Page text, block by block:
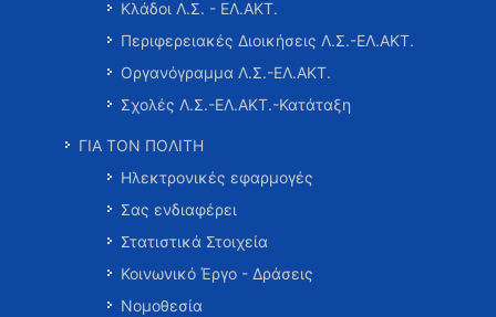
Κλάδοι Λ.Σ. - ΕΛ.ΑΚΤ.
Περιφερειακές Διοικήσεις Λ.Σ.-ΕΛ.ΑΚΤ.
Οργανόγραμμα Λ.Σ.-ΕΛ.ΑΚΤ.
Σχολές Λ.Σ.-ΕΛ.ΑΚΤ.-Κατάταξη
ΓΙΑ ΤΟΝ ΠΟΛΙΤΗ
Ηλεκτρονικές εφαρμογές
Σας ενδιαφέρει
Στατιστικά Στοιχεία
Κοινωνικό Έργο - Δράσεις
Νομοθεσία